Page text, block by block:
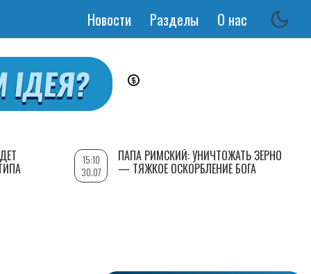
Основная
Новости Разделы О нас
15:10
30.07
ПАПА РИМСКИЙ: УНИЧТОЖАТЬ ЗЕРНО
— ТЯЖКОЕ ОСКОРБЛЕНИЕ БОГА